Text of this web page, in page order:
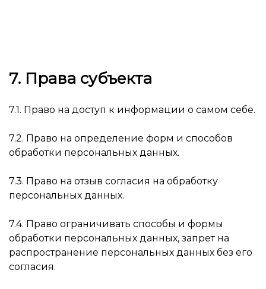
7. Права субъекта
7.1. Право на доступ к информации о самом себе.
7.2. Право на определение форм и способов
обработки персональных данных.
7.3. Право на отзыв согласия на обработку
персональных данных.
7.4. Право ограничивать способы и формы
обработки персональных данных, запрет на
распространение персональных данных без его
согласия.